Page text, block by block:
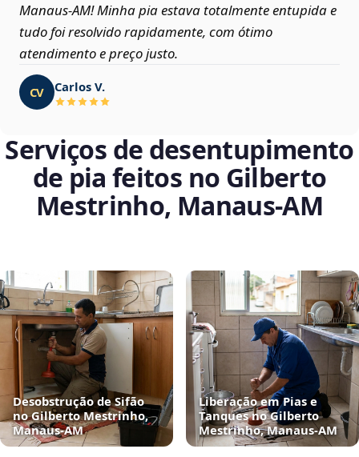
Manaus‑AM! Minha pia estava totalmente entupida e
tudo foi resolvido rapidamente, com ótimo
atendimento e preço justo.
CV Carlos V.
Serviços de desentupimento
de pia feitos no Gilberto
Mestrinho, Manaus‑AM
Desobstrução de Sifão
no Gilberto Mestrinho,
Manaus‑AM
Liberação em Pias e
Tanques no Gilberto
Mestrinho, Manaus‑AM